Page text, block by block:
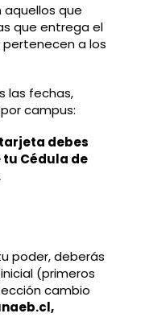
aquellos que
que entrega el
pertenecen a los
las fechas,
campus:
debes
Cédula de
poder, deberás
(primeros
cambio